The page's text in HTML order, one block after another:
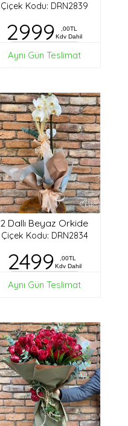
Çiçek Kodu: DRN2839
2999
,00TL
Kdv Dahil
Aynı Gün Teslimat
2 Dallı Beyaz Orkide
Çiçek Kodu: DRN2834
2499
,00TL
Kdv Dahil
Aynı Gün Teslimat